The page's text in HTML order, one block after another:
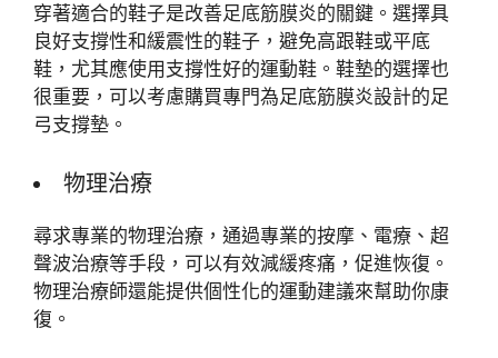
穿著適合的鞋子是改善足底筋膜炎的關鍵。選擇具
良好支撐性和緩震性的鞋子，避免高跟鞋或平底
鞋，尤其應使用支撐性好的運動鞋。鞋墊的選擇也
很重要，可以考慮購買專門為足底筋膜炎設計的足
弓支撐墊。
物理治療
尋求專業的物理治療，通過專業的按摩、電療、超
聲波治療等手段，可以有效減緩疼痛，促進恢復。
物理治療師還能提供個性化的運動建議來幫助你康
復。